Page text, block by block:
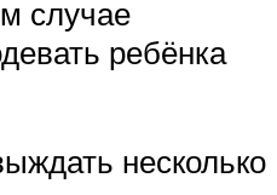
случае
ребёнка
несколько